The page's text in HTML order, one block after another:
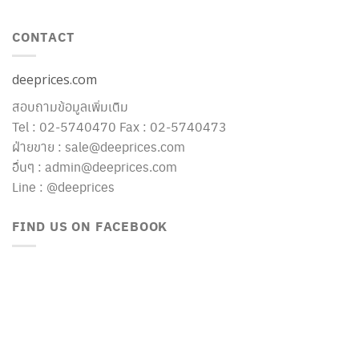
CONTACT
deeprices.com
สอบถามข้อมูลเพิ่มเติม
Tel : 02-5740470 Fax : 02-5740473
ฝ่ายขาย : sale@deeprices.com
อื่นๆ : admin@deeprices.com
Line : @deeprices
FIND US ON FACEBOOK